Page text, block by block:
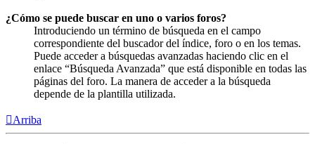
¿Cómo se puede buscar en uno o varios foros?
Introduciendo un término de búsqueda en el campo
correspondiente del buscador del índice, foro o en los temas.
Puede acceder a búsquedas avanzadas haciendo clic en el
enlace “Búsqueda Avanzada” que está disponible en todas las
páginas del foro. La manera de acceder a la búsqueda
depende de la plantilla utilizada.
Arriba